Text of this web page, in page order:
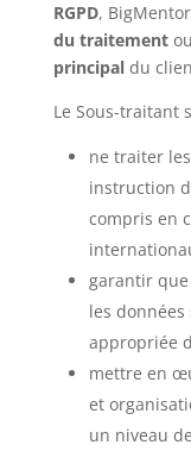
RGPD,
du traitement
principaldu
Le Sous-traitant
ne traiter
instruction
compris en
garantir
les
appropriée
mettre en
et
un niveau